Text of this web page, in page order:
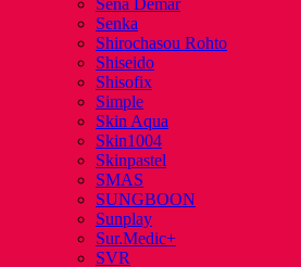
Sena Demar
Senka
Shirochasou Rohto
Shiseido
Shisofix
Simple
Skin Aqua
Skin1004
Skinpastel
SMAS
SUNGBOON
Sunplay
Sur.Medic+
SVR